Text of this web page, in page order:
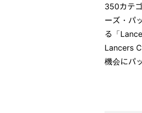
350カテ
ーズ・パ
る「
Lancers
機会にパ